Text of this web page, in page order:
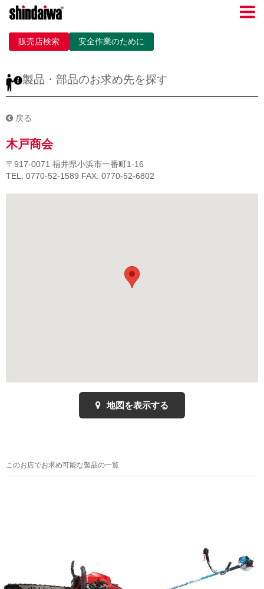
販売店検索 安全作業のために
製品・部品のお求め先を探す
戻る
木戸商会
〒917-0071 福井県小浜市一番町1-16
TEL: 0770-52-1589 FAX: 0770-52-6802
地図を表示する
このお店でお求め可能な製品の一覧